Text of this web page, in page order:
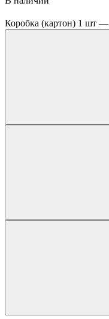
Коробка (картон) 1 шт —